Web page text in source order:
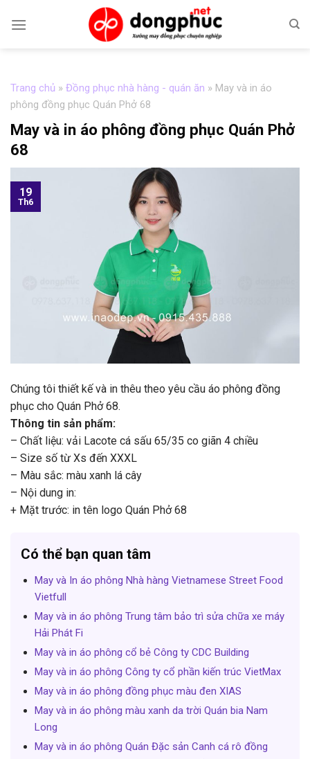
Trang chủ » Đồng phục nhà hàng - quán ăn » May và in áo
phông đồng phục Quán Phở 68
May và in áo phông đồng phục Quán Phở
68
19
Th6
Chúng tôi thiết kế và in thêu theo yêu cầu áo phông đồng
phục cho Quán Phở 68.
Thông tin sản phẩm:
– Chất liệu: vải Lacote cá sấu 65/35 co giãn 4 chiều
– Size số từ Xs đến XXXL
– Màu sắc: màu xanh lá cây
– Nội dung in:
+ Mặt trước: in tên logo Quán Phở 68
Có thể bạn quan tâm
May và In áo phông Nhà hàng Vietnamese Street Food
Vietfull
May và in áo phông Trung tâm bảo trì sửa chữa xe máy
Hải Phát Fi
May và in áo phông cổ bẻ Công ty CDC Building
May và in áo phông Công ty cổ phần kiến trúc VietMax
May và in áo phông đồng phục màu đen XIAS
May và in áo phông màu xanh da trời Quán bia Nam
Long
May và in áo phông Quán Đặc sản Canh cá rô đồng